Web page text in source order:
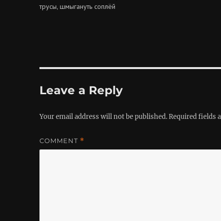
трусы,шмыгануть соплёй
Leave a Reply
Your email address will not be published.Required fields
COMMENT *